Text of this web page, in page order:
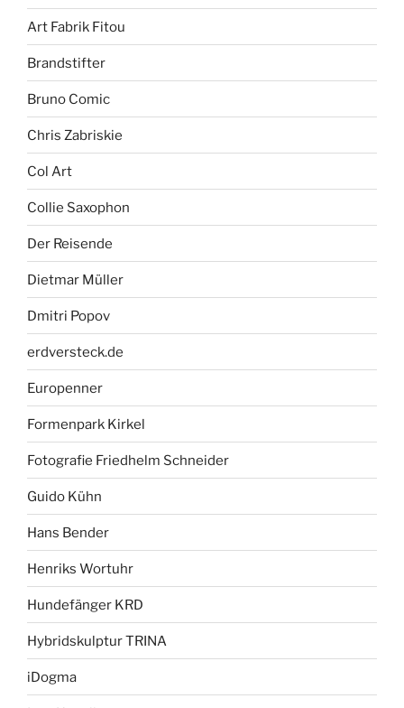
Art Fabrik Fitou
Brandstifter
Bruno Comic
Chris Zabriskie
Col Art
Collie Saxophon
Der Reisende
Dietmar Müller
Dmitri Popov
erdversteck.de
Europenner
Formenpark Kirkel
Fotografie Friedhelm Schneider
Guido Kühn
Hans Bender
Henriks Wortuhr
Hundefänger KRD
Hybridskulptur TRINA
iDogma